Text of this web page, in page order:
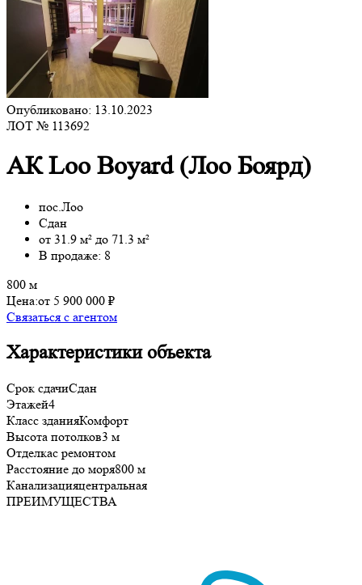
Опубликовано: 13.10.2023
ЛОТ № 113692
АК Loo Boyard (Лоо Боярд)
пос.Лоо
Сдан
от 31.9 м² до 71.3 м²
В продаже: 8
800 м
Цена:от 5 900 000 ₽
Связаться с агентом
Характеристики объекта
Срок сдачиСдан
Этажей4
Класс зданияКомфорт
Высота потолков3 м
Отделкас ремонтом
Расстояние до моря800 м
Канализацияцентральная
ПРЕИМУЩЕСТВА